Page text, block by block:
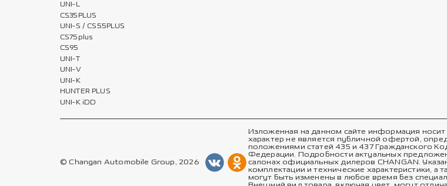
UNI-L
CS35PLUS
UNI-S / CS55PLUS
CS75plus
CS95
UNI-T
UNI-V
UNI-K
HUNTER PLUS
UNI-K iDD
© Changan Automobile Group, 2026
Изложенная на данном сайте информация
характер не является публичной офертой,
положениями статей 435 и 437 Гражданского
Федерации. Подробности актуальных
салонах официальных дилеров CHANGAN.
комплектации и технические характеристики, а
могут быть изменены в любое время без